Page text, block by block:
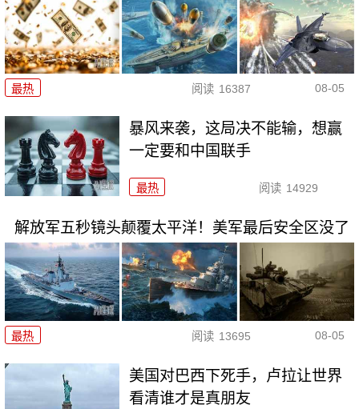
最热 阅读 16387 08-05
暴风来袭，这局决不能输，想赢
一定要和中国联手
最热 阅读 14929
解放军五秒镜头颠覆太平洋！美军最后安全区没了
最热 阅读 13695 08-05
美国对巴西下死手，卢拉让世界
看清谁才是真朋友